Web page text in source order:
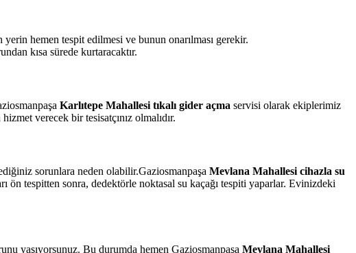
hemen tespit edilmesi ve bunun onarılması gerekir.
kısa sürede kurtaracaktır.
Karlıtepe Mahallesi tıkalı gider açma servisi olarak ekiplerimiz
verecek bir tesisatçınız olmalıdır.
sorunlara neden olabilir.Gaziosmanpaşa Mevlana Mahallesi cihazla su
ön tespitten sonra, dedektörle noktasal su kaçağı tespiti yaparlar. Evinizdeki
yaşıyorsunuz. Bu durumda hemen Gaziosmanpaşa Mevlana Mahallesi